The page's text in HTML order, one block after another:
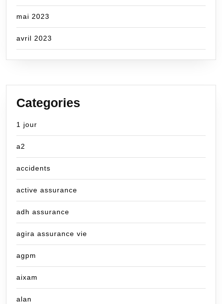
mai 2023
avril 2023
Categories
1 jour
a2
accidents
active assurance
adh assurance
agira assurance vie
agpm
aixam
alan